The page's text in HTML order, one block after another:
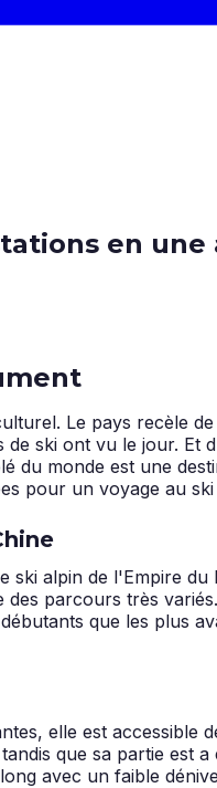
en une
Le pays recèle
ski ont vu le jour. Et
du monde est une
pour un voyage au
alpin de l'Empire
parcours très
que les plus
elle est accessible
que sa partie est
avec un faible